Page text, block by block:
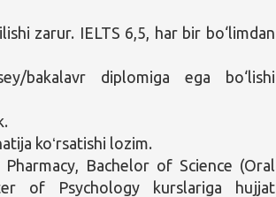
zarur. IELTS 6,5, har bir bo‘limdan
bakalavr diplomiga ega bo‘lishi
koʻrsatishi lozim.
Bachelor of Science (Oral
of Psychology kurslariga hujjat